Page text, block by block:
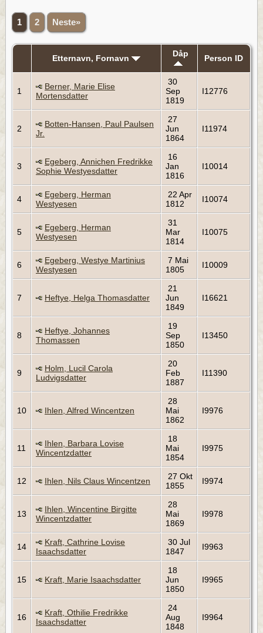
1 2 Neste»
Etternavn, Fornavn Dåp Person ID
1
Berner, Marie Elise
Mortensdatter
30
Sep
1819
I12776
2
Botten-Hansen, Paul Paulsen
Jr.
27
Jun
1864
I11974
3
Egeberg, Annichen Fredrikke
Sophie Westyesdatter
16
Jan
1816
I10014
4
Egeberg, Herman
Westyesen
22 Apr
1812
I10074
5
Egeberg, Herman
Westyesen
31
Mar
1814
I10075
6
Egeberg, Westye Martinius
Westyesen
7 Mai
1805
I10009
7 Heftye, Helga Thomasdatter
21
Jun
1849
I16621
8
Heftye, Johannes
Thomassen
19
Sep
1850
I13450
9
Holm, Lucil Carola
Ludvigsdatter
20
Feb
1887
I11390
10 Ihlen, Alfred Wincentzen
28
Mai
1862
I9976
11
Ihlen, Barbara Lovise
Wincentzdatter
18
Mai
1854
I9975
12 Ihlen, Nils Claus Wincentzen
27 Okt
1855
I9974
13
Ihlen, Wincentine Birgitte
Wincentzdatter
28
Mai
1869
I9978
14
Kraft, Cathrine Lovise
Isaachsdatter
30 Jul
1847
I9963
15 Kraft, Marie Isaachsdatter
18
Jun
1850
I9965
16
Kraft, Othilie Fredrikke
Isaachsdatter
24
Aug
1848
I9964